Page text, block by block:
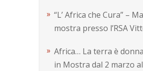
“L’ Africa che Cura” –
mostra presso l’RSA
Africa… La terra è
in Mostra dal 2 marzo